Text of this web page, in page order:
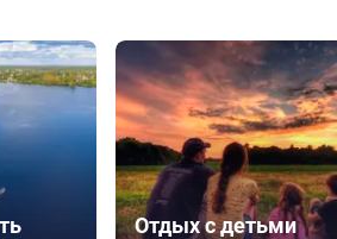
Отдых с детьми